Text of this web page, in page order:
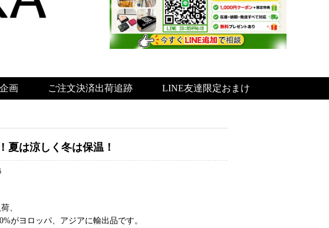
画 ご注文決済出荷追跡 LINE友達限定おまけ
夏は涼しく冬は保温！
、
がヨロッパ、アジアに輸出品です。